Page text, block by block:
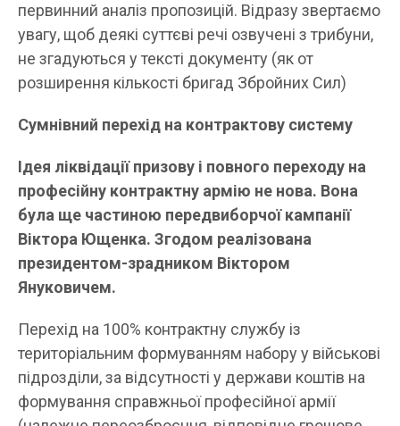
первинний аналіз пропозицій. Відразу звертаємо
увагу, щоб деякі суттєві речі озвучені з трибуни,
не згадуються у тексті документу (як от
розширення кількості бригад Збройних Сил)
Сумнівний перехід на контрактову систему
Ідея ліквідації призову і повного переходу на
професійну контрактну армію не нова. Вона
була ще частиною передвиборчої кампанії
Віктора Ющенка. Згодом реалізована
президентом-зрадником Віктором
Януковичем.
Перехід на 100% контрактну службу із
територіальним формуванням набору у військові
підрозділи, за відсутності у держави коштів на
формування справжньої професійної армії